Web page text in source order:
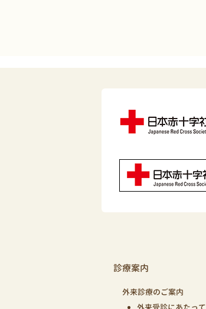
診療案内
外来診療のご案内